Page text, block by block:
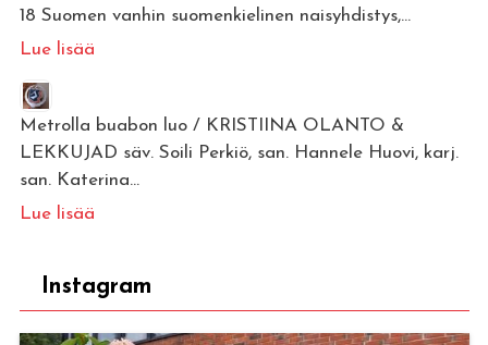
18 Suomen vanhin suomenkielinen naisyhdistys,...
Lue lisää
Metrolla buabon luo / KRISTIINA OLANTO &
LEKKUJAD säv. Soili Perkiö, san. Hannele Huovi, karj.
san. Katerina...
Lue lisää
Instagram